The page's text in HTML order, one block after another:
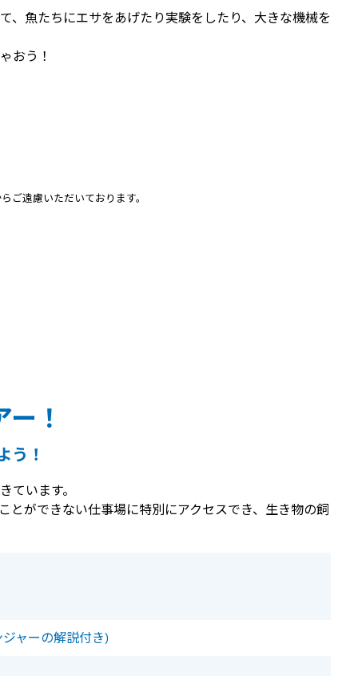
、魚たちにエサをあげたり実験をしたり、大きな機械を
おう！
ご遠慮いただいております。
！
う！
ています。
とができない仕事場に特別にアクセスでき、生き物の飼
ャーの解説付き)